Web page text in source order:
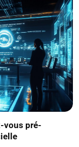
vous pré-